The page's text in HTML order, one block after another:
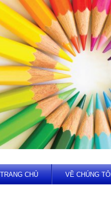
TRANG CHỦ VỀ CHÚNG TÔI